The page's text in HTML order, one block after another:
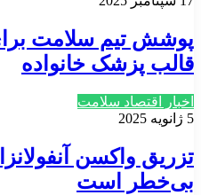
پوشش تیم سلامت
قالب پزشک خانواده
اخبار اقتصاد سلامت
5 ژانویه 2025
تزریق واکسن
بی‌خطر است